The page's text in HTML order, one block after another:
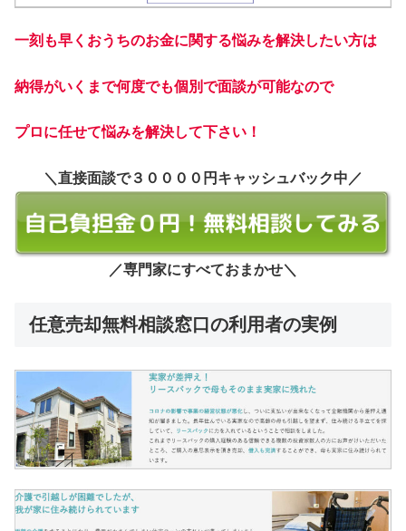
一刻も早くおうちのお金に関する悩みを解決したい方は
納得がいくまで何度でも個別で面談が可能なので
プロに任せて悩みを解決して下さい！
＼直接面談で３００００円キャッシュバック中／
／専門家にすべておまかせ＼
任意売却無料相談窓口の利用者の実例